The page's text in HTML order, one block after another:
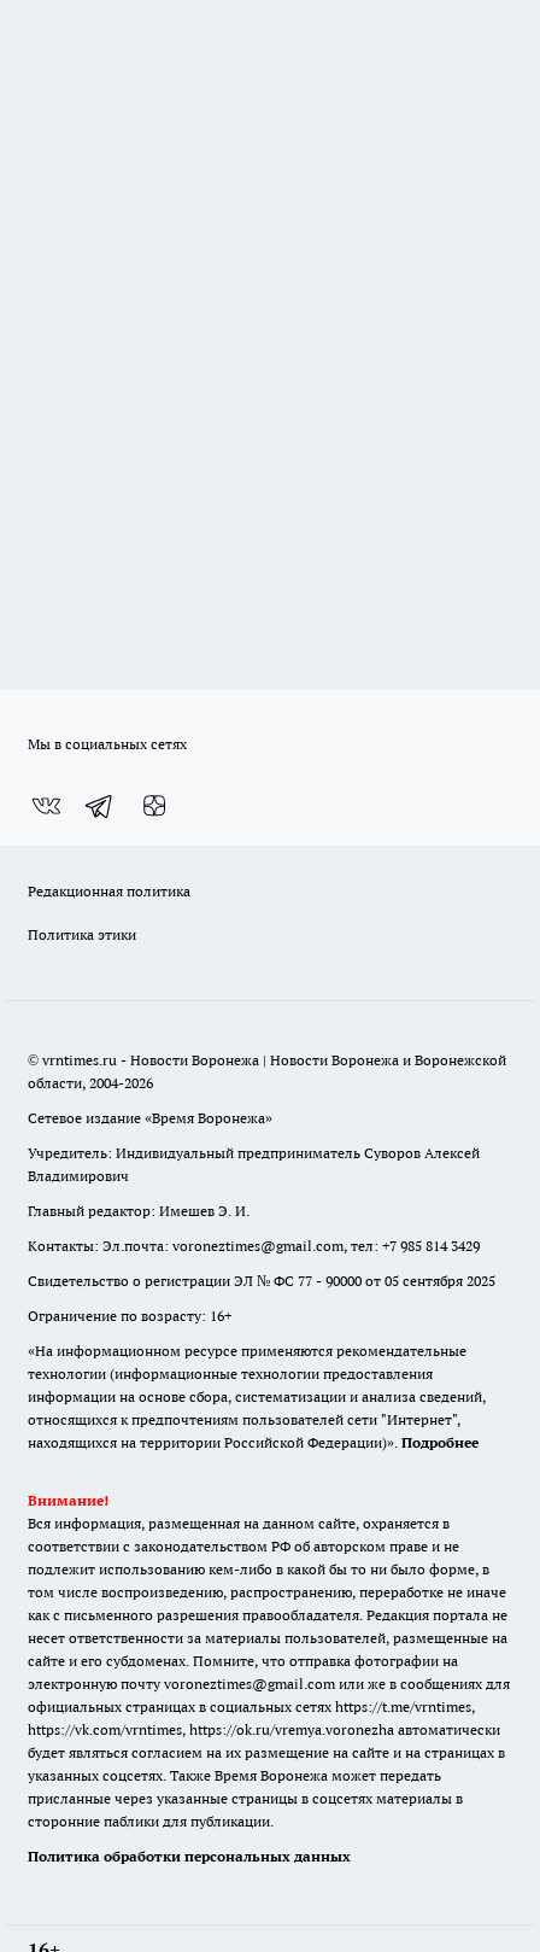
Мы в социальных сетях
Редакционная политика
Политика этики
© vrntimes.ru - Новости Воронежа | Новости Воронежа и Воронежской
области, 2004-2026
Сетевое издание «Время Воронежа»
Учредитель: Индивидуальный предприниматель Суворов Алексей
Владимирович
Главный редактор: Имешев Э. И.
Контакты: Эл.почта: voroneztimes@gmail.com, тел: +7 985 814 3429
Свидетельство о регистрации ЭЛ № ФС 77 - 90000 от 05 сентября 2025
Ограничение по возрасту: 16+
«На информационном ресурсе применяются рекомендательные
технологии (информационные технологии предоставления
информации на основе сбора, систематизации и анализа сведений,
относящихся к предпочтениям пользователей сети "Интернет",
находящихся на территории Российской Федерации)». Подробнее
Внимание!
Вся информация, размещенная на данном сайте, охраняется в
соответствии с законодательством РФ об авторском праве и не
подлежит использованию кем-либо в какой бы то ни было форме, в
том числе воспроизведению, распространению, переработке не иначе
как с письменного разрешения правообладателя. Редакция портала не
несет ответственности за материалы пользователей, размещенные на
сайте и его субдоменах. Помните, что отправка фотографии на
электронную почту voroneztimes@gmail.com или же в сообщениях для
официальных страницах в социальных сетях https://t.me/vrntimes,
https://vk.com/vrntimes, https://ok.ru/vremya.voronezha автоматически
будет являться согласием на их размещение на сайте и на страницах в
указанных соцсетях. Также Время Воронежа может передать
присланные через указанные страницы в соцсетях материалы в
сторонние паблики для публикации.
Политика обработки персональных данных